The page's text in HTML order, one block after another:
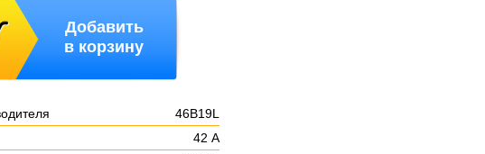
Добавить
в корзину
46B19L
42 А